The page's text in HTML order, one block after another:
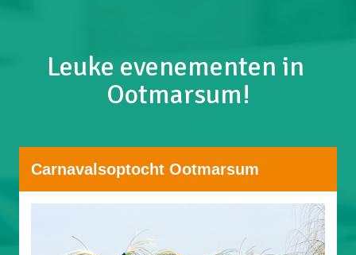
Leuke evenementen in
Ootmarsum!
Carnavalsoptocht Ootmarsum